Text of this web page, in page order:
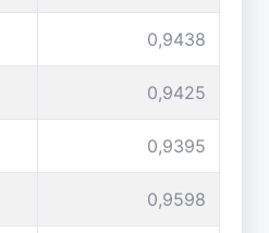
0,9438
0,9425
0,9395
0,9598